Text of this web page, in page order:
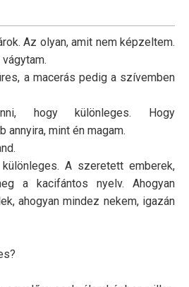
Az olyan, amit nem képzeltem.
a macerás pedig a szívemben
hogy különleges. Hogy
annyira, mint én magam.
A szeretett emberek,
a kacifántos nyelv. Ahogyan
ahogyan mindez nekem, igazán